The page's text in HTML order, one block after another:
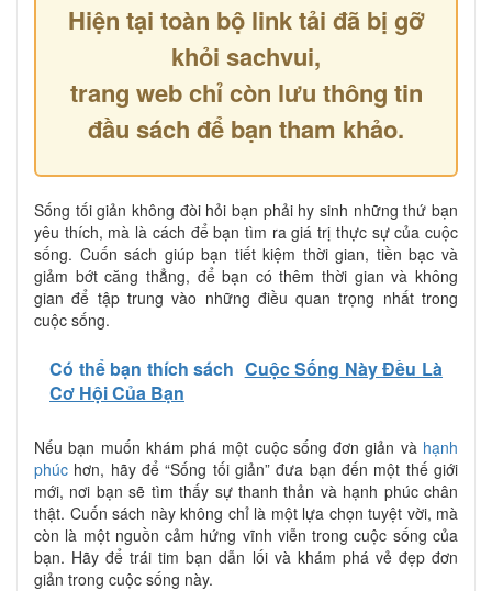
Hiện tại toàn bộ link tải đã bị gỡ
khỏi sachvui,
trang web chỉ còn lưu thông tin
đầu sách để bạn tham khảo.
Sống tối giản không đòi hỏi bạn phải hy sinh những thứ bạn
yêu thích, mà là cách để bạn tìm ra giá trị thực sự của cuộc
sống. Cuốn sách giúp bạn tiết kiệm thời gian, tiền bạc và
giảm bớt căng thẳng, để bạn có thêm thời gian và không
gian để tập trung vào những điều quan trọng nhất trong
cuộc sống.
Có thể bạn thích sách Cuộc Sống Này Đều Là
Cơ Hội Của Bạn
Nếu bạn muốn khám phá một cuộc sống đơn giản và hạnh
phúc hơn, hãy để “Sống tối giản” đưa bạn đến một thế giới
mới, nơi bạn sẽ tìm thấy sự thanh thản và hạnh phúc chân
thật. Cuốn sách này không chỉ là một lựa chọn tuyệt vời, mà
còn là một nguồn cảm hứng vĩnh viễn trong cuộc sống của
bạn. Hãy để trái tim bạn dẫn lối và khám phá vẻ đẹp đơn
giản trong cuộc sống này.